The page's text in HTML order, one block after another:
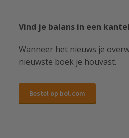
Vind je balans in een
Wanneer het nieuws je
nieuwste boek je houvast.
Bestel op bol.com